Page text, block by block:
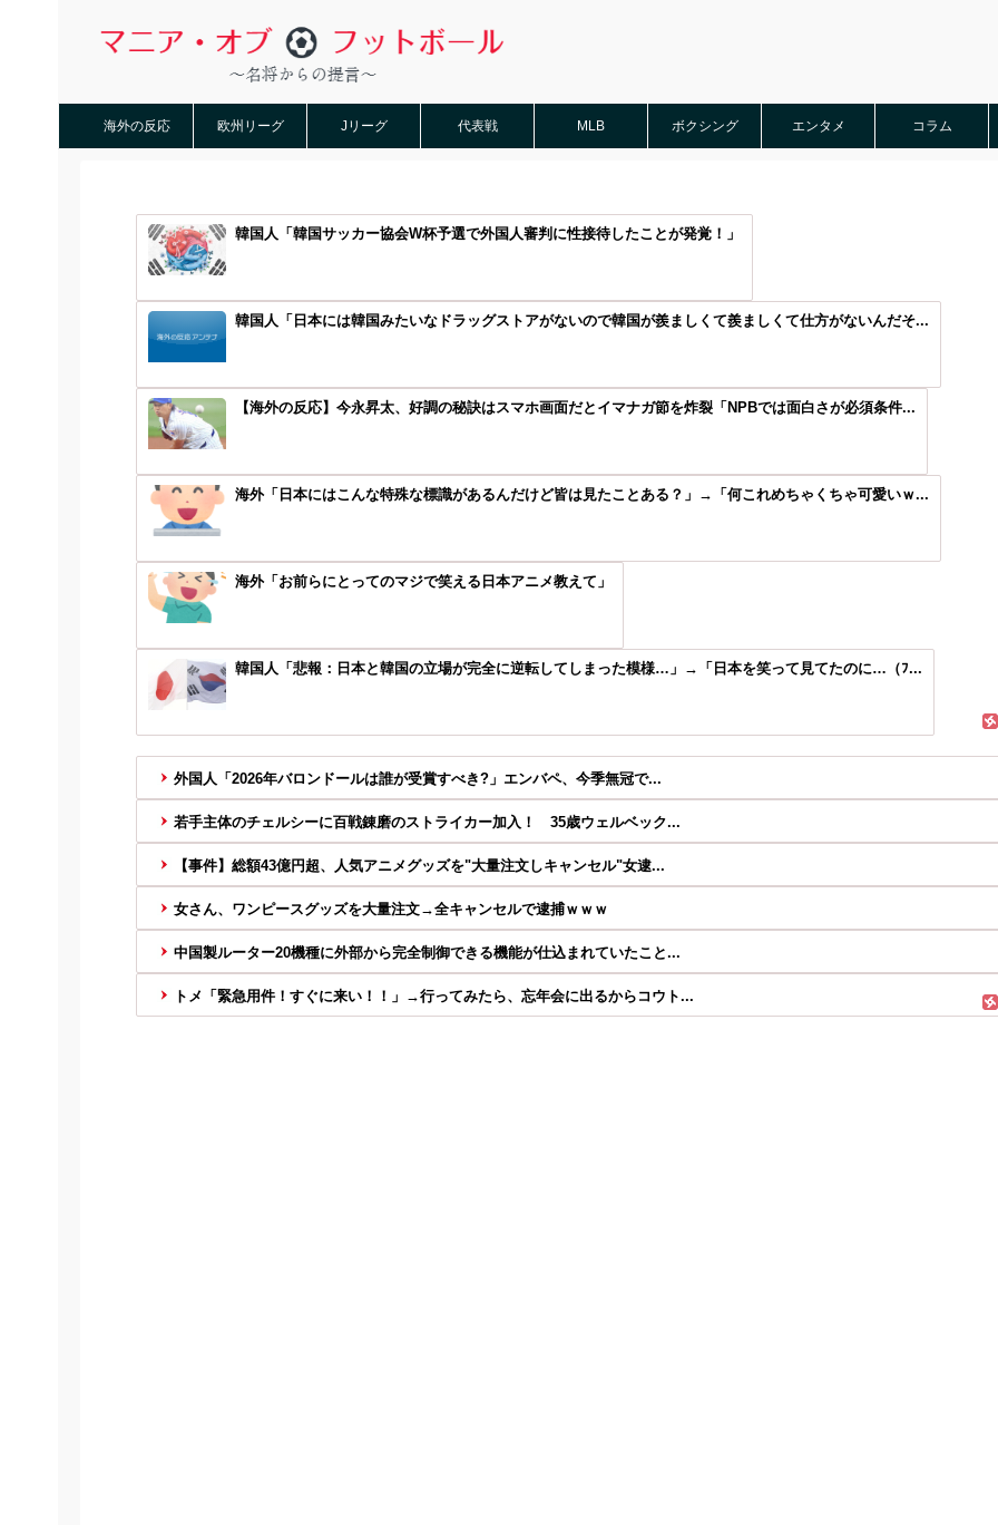
海外の反応 欧州リーグ Jリーグ 代表戦 MLB ボクシング エンタメ コラム
韓国人「韓国サッカー協会W杯予選で外国人審判に性接待したことが発覚！」
韓国人「日本には韓国みたいなドラッグストアがないので韓国が羨ましくて羨ましくて仕方がないんだそ...
【海外の反応】今永昇太、好調の秘訣はスマホ画面だとイマナガ節を炸裂「NPBでは面白さが必須条件...
海外「日本にはこんな特殊な標識があるんだけど皆は見たことある？」→「何これめちゃくちゃ可愛いｗ...
海外「お前らにとってのマジで笑える日本アニメ教えて」
韓国人「悲報：日本と韓国の立場が完全に逆転してしまった模様…」→「日本を笑って見てたのに…（ﾌ...
外国人「2026年バロンドールは誰が受賞すべき?」エンバペ、今季無冠で...
若手主体のチェルシーに百戦錬磨のストライカー加入！ 35歳ウェルベック...
【事件】総額43億円超、人気アニメグッズを"大量注文しキャンセル"女逮...
女さん、ワンピースグッズを大量注文→全キャンセルで逮捕ｗｗｗ
中国製ルーター20機種に外部から完全制御できる機能が仕込まれていたこと...
トメ「緊急用件！すぐに来い！！」→行ってみたら、忘年会に出るからコウト...